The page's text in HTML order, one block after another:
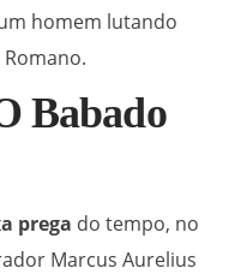
homem lutando
Babado
prega do tempo, no
Marcus Aurelius